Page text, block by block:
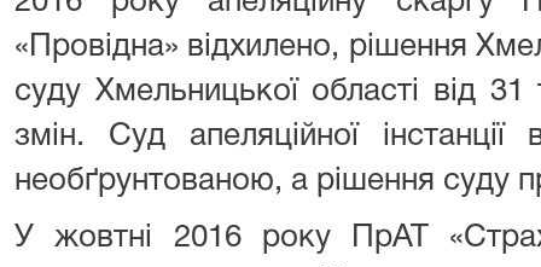
«Провідна» відхилено, рішення
суду Хмельницької області від
змін. Суд апеляційної
необґрунтованою, а рішення суду
У жовтні 2016 року ПрАТ